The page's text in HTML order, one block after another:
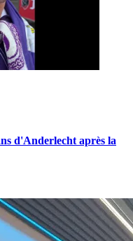
d'Anderlecht après la